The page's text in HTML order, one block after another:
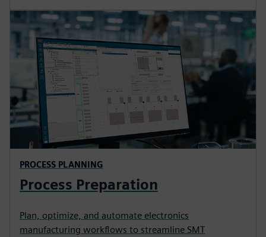
PROCESS PLANNING
Process Preparation
Plan, optimize, and automate electronics
manufacturing workflows to streamline SMT